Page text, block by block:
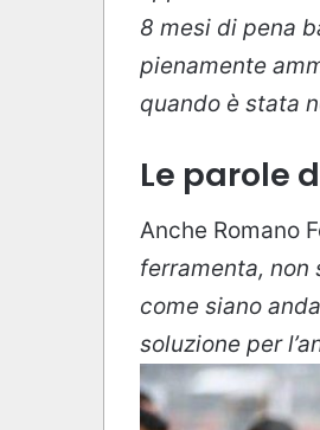
8 mesi di pena
pienamente
quando è stata
Le parole
Anche Romano
ferramenta, non
come siano
soluzione per